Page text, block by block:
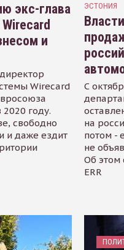
экс-глава
и
Wirecard
году.
свободно
и даже ездит
ЭСТОНИЯ
С
на
потом -
не
Об этом
ERR